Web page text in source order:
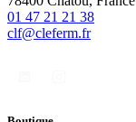
01 47 21 21 38
clf@cleferm.fr